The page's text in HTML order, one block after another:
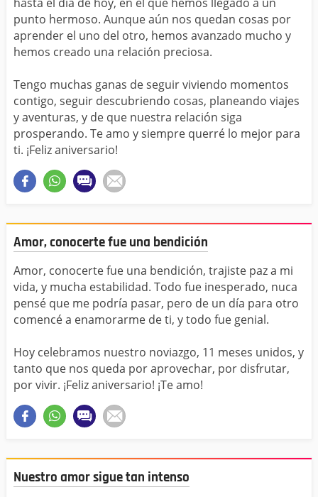
punto hermoso. Aunque aún nos quedan cosas por
aprender el uno del otro, hemos avanzado mucho y
hemos creado una relación preciosa.
Tengo muchas ganas de seguir viviendo momentos
contigo, seguir descubriendo cosas, planeando viajes
y aventuras, y de que nuestra relación siga
prosperando. Te amo y siempre querré lo mejor para
ti. ¡Feliz aniversario!
Amor, conocerte fue una bendición
Amor, conocerte fue una bendición, trajiste paz a mi
vida, y mucha estabilidad. Todo fue inesperado, nuca
pensé que me podría pasar, pero de un día para otro
comencé a enamorarme de ti, y todo fue genial.
Hoy celebramos nuestro noviazgo, 11 meses unidos, y
tanto que nos queda por aprovechar, por disfrutar,
por vivir. ¡Feliz aniversario! ¡Te amo!
Nuestro amor sigue tan intenso